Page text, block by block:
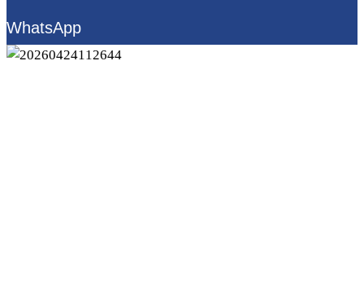
WhatsApp